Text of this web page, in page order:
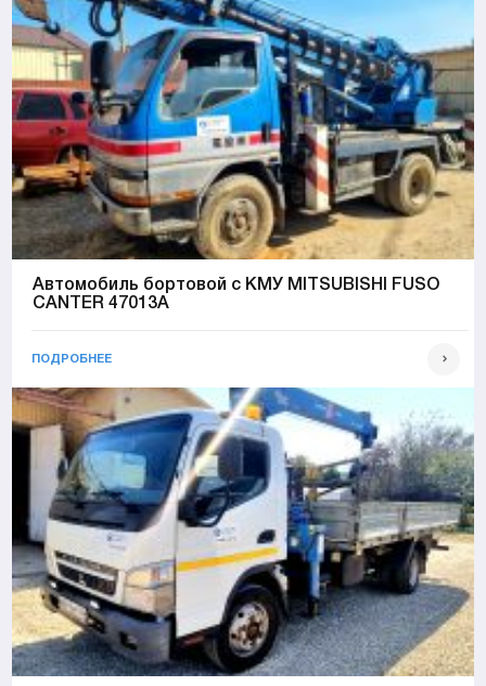
Автомобиль бортовой с КМУ MITSUBISHI FUSO
CANTER 47013А
ПОДРОБНЕЕ